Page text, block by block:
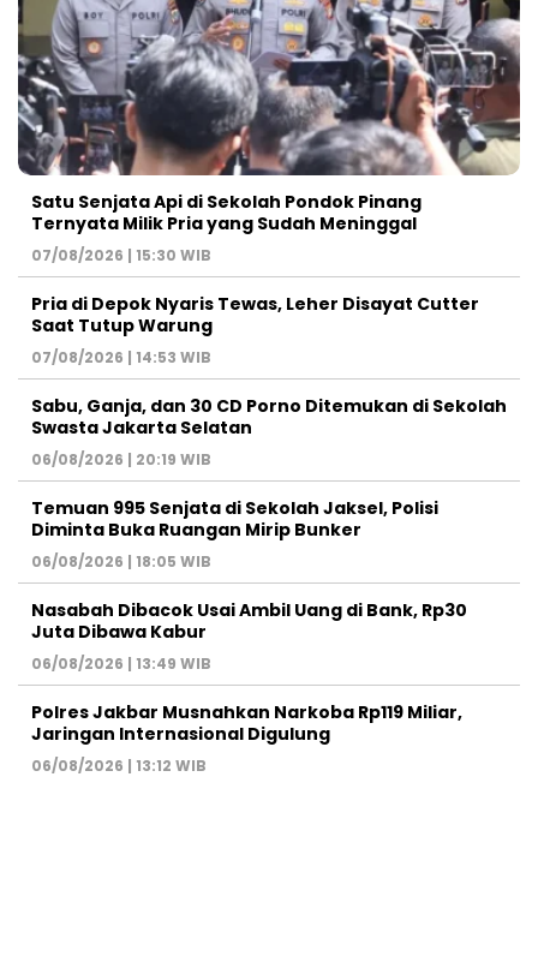
Satu Senjata Api di Sekolah Pondok Pinang
Ternyata Milik Pria yang Sudah Meninggal
07/08/2026 | 15:30 WIB
Pria di Depok Nyaris Tewas, Leher Disayat Cutter
Saat Tutup Warung
07/08/2026 | 14:53 WIB
Sabu, Ganja, dan 30 CD Porno Ditemukan di Sekolah
Swasta Jakarta Selatan
06/08/2026 | 20:19 WIB
Temuan 995 Senjata di Sekolah Jaksel, Polisi
Diminta Buka Ruangan Mirip Bunker
06/08/2026 | 18:05 WIB
Nasabah Dibacok Usai Ambil Uang di Bank, Rp30
Juta Dibawa Kabur
06/08/2026 | 13:49 WIB
Polres Jakbar Musnahkan Narkoba Rp119 Miliar,
Jaringan Internasional Digulung
06/08/2026 | 13:12 WIB